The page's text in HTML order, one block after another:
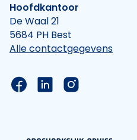
Hoofdkantoor
De Waal 21
5684 PH Best
Alle contactgegevens
Link naar de Facebook
Link naar de
Link naar de